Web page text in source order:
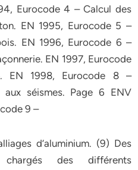
Eurocode 4 – Calcul des
EN 1995, Eurocode 5 –
EN 1996, Eurocode 6 –
EN 1997, Eurocode
EN 1998, Eurocode 8 –
aux séismes. Page 6 ENV
9 –
d’aluminium. (9) Des
chargés des différents